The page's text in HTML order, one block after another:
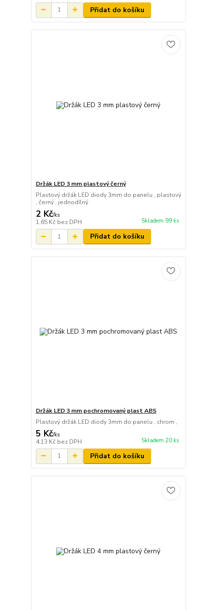
Přidat do košíku
Držák LED 3 mm plastový černý
Plastový držák LED diody 3mm do panelu , plastový
, černý , jednodílný
2 Kč/ks
1,65 Kč bez DPH Skladem 99 ks
Přidat do košíku
Držák LED 3 mm pochromovaný plast ABS
Plastový držák LED diody 3mm do panelu , chrom ,
5 Kč/ks
4,13 Kč bez DPH Skladem 20 ks
Přidat do košíku